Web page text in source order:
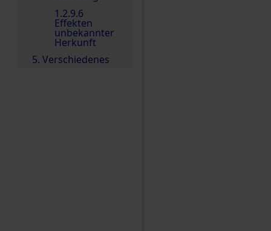
1.2.9.6
Effekten
unbekannter
Herkunft
5. Verschiedenes